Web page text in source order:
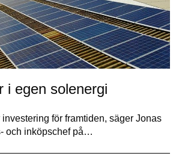
i egen solenergi
för framtiden, säger Jonas
och inköpschef på…